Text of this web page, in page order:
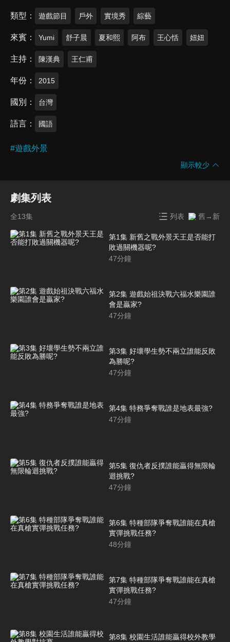
類型 遊戲節目 戶外 實境秀 綜藝
來賓 Yumi 舒子晨 夏和熙 阿布 王心恬 妞妞
主持 陳漢典 王仁甫
年份 2015
國別 台灣
語言 國語
#遊戲外景
顯示較少
劇集列表
全13集 列表 舊→新
第1集 新舊之戰外景天王是否能打
敗過關機器呢?
47分鐘
第2集 遊戲始祖決戰六福水樂園誰
會是贏家?
47分鐘
第3集 好壞學生勢不兩立誰能反敗
為勝呢?
47分鐘
第4集 特務爭奪戰誰是地表最強?
47分鐘
第5集 復仇者反撲誰能贏得無限輪
迴挑戰?
47分鐘
第6集 特種部隊爭奪戰誰能在真槍
實彈挑戰任務?
48分鐘
第7集 特種部隊爭奪戰誰能在真槍
實彈挑戰任務?
47分鐘
第8集 校園生活誰能贏得校外教學